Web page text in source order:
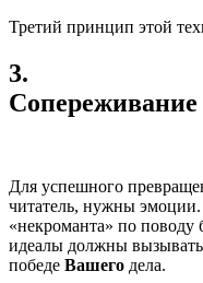
Третий принцип этой
3.
Сопереживание
Для успешного
читатель, нужны
«некроманта» по поводу
идеалы должны
победе Вашего дела.